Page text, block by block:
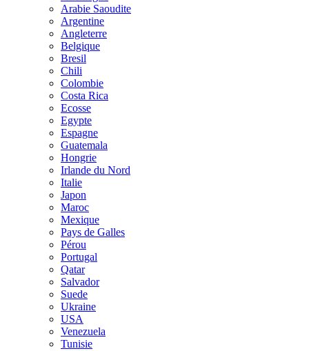
Arabie Saoudite
Argentine
Angleterre
Belgique
Bresil
Chili
Colombie
Costa Rica
Ecosse
Egypte
Espagne
Guatemala
Hongrie
Irlande du Nord
Italie
Japon
Maroc
Mexique
Pays de Galles
Pérou
Portugal
Qatar
Salvador
Suede
Ukraine
USA
Venezuela
Tunisie